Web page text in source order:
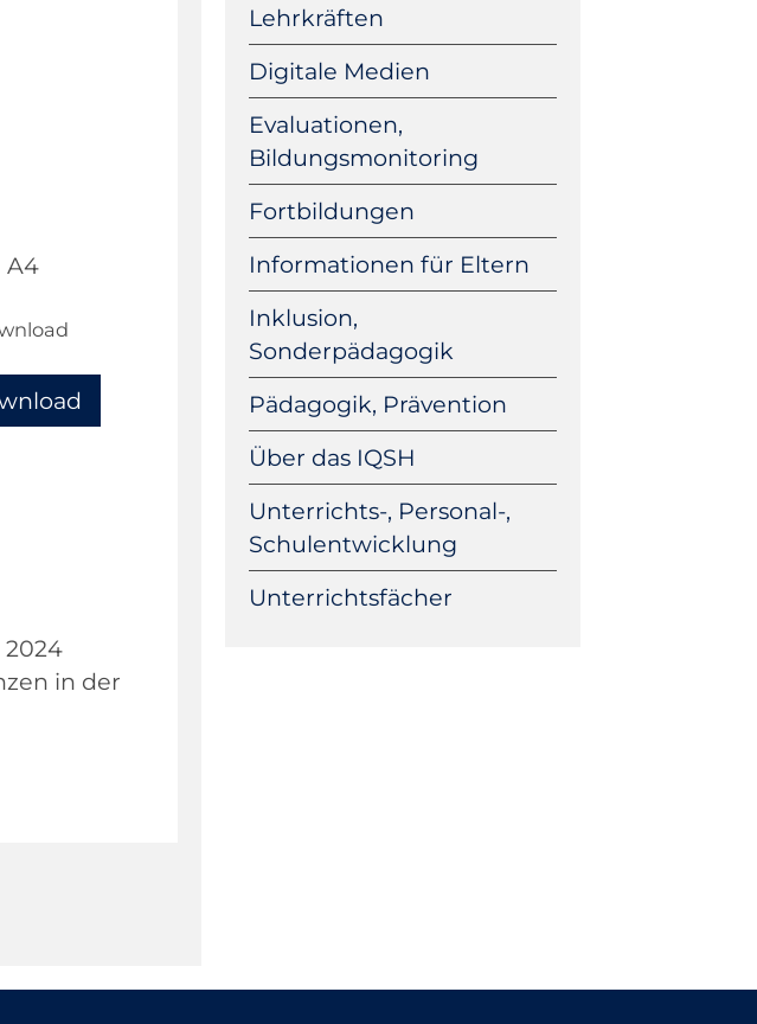
A4
in der
Lehrkräften
Digitale Medien
Evaluationen,
Bildungsmonitoring
Fortbildungen
Informationen für Eltern
Inklusion,
Sonderpädagogik
Pädagogik, Prävention
Über das IQSH
Unterrichts-, Personal-,
Schulentwicklung
Unterrichtsfächer